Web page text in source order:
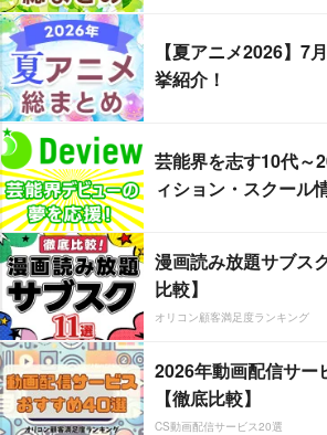
【夏アニメ2026】7
挙紹介！
芸能界を志す10代
ィション・スクール
漫画読み放題サブス
比較】
オリコン顧客満足度ランキング
2026年動画配信サー
【徹底比較】
CS動画配信サービス20選